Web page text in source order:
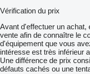
Vérification du prix
Avant d'effectuer un achat,
vente afin de connaître le
d'équipement que vous
intéresse est très inférieur
Une différence de prix
défauts cachés ou une